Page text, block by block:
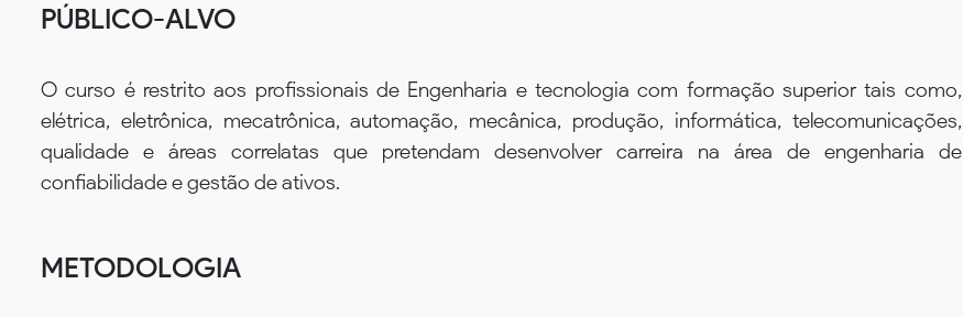
PÚBLICO-ALVO
O curso é restrito aos profissionais de Engenharia e tecnologia com formação superior tais como,
elétrica, eletrônica, mecatrônica, automação, mecânica, produção, informática, telecomunicações,
qualidade e áreas correlatas que pretendam desenvolver carreira na área de engenharia de
confiabilidade e gestão de ativos.
METODOLOGIA